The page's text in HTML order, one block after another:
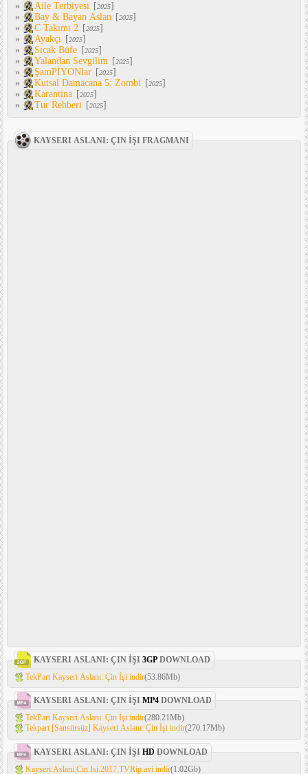
»
Aile Terbiyesi [2025]
»
Bay & Bayan Aslan [2025]
»
C Takımı 2 [2025]
»
Ayakçı [2025]
»
Sıcak Büfe [2025]
»
Yalandan Sevgilim [2025]
»
ŞamPİYONlar [2025]
»
Kutsal Damacana 5: Zombi [2025]
»
Karantina [2025]
»
Tur Rehberi [2025]
KAYSERI ASLANI: ÇIN İŞI FRAGMANI
KAYSERI ASLANI: ÇIN İŞI 3GP DOWNLOAD
TekPart Kayseri Aslanı: Çin İşi indir(53.86Mb)
KAYSERI ASLANI: ÇIN İŞI MP4 DOWNLOAD
TekPart Kayseri Aslanı: Çin İşi indir(280.21Mb)
Tekpart [Sansürsüz] Kayseri Aslanı: Çin İşi indir(270.17Mb)
KAYSERI ASLANI: ÇIN İŞI HD DOWNLOAD
Kayseri.Aslani.Cin.Isi.2017.TVRip.avi indir(1.02Gb)